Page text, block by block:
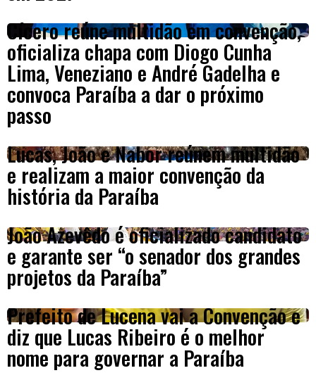
Cícero reúne multidão em convenção,
oficializa chapa com Diogo Cunha
Lima, Veneziano e André Gadelha e
convoca Paraíba a dar o próximo
passo
Lucas, João e Nabor reúnem multidão
e realizam a maior convenção da
história da Paraíba
João Azevêdo é oficializado candidato
e garante ser “o senador dos grandes
projetos da Paraíba”
Prefeito de Lucena vai a Convenção e
diz que Lucas Ribeiro é o melhor
nome para governar a Paraíba